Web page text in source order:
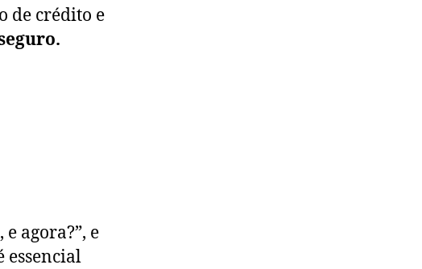
de crédito e
agora?”, e
essencial